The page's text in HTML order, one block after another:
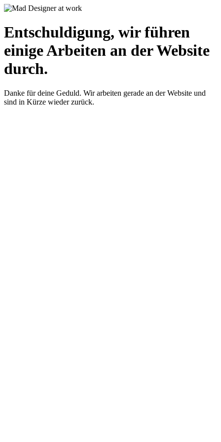
Entschuldigung, wir führen
einige Arbeiten an der Website
durch.
Danke für deine Geduld. Wir arbeiten gerade an der Website und
sind in Kürze wieder zurück.